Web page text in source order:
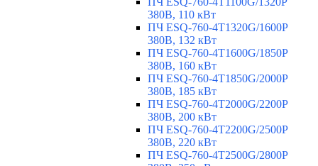
380В, 110 кВт
ПЧ ESQ-760-4T1320G/1600P
380В, 132 кВт
ПЧ ESQ-760-4T1600G/1850P
380В, 160 кВт
ПЧ ESQ-760-4T1850G/2000P
380В, 185 кВт
ПЧ ESQ-760-4T2000G/2200P
380В, 200 кВт
ПЧ ESQ-760-4T2200G/2500P
380В, 220 кВт
ПЧ ESQ-760-4T2500G/2800P